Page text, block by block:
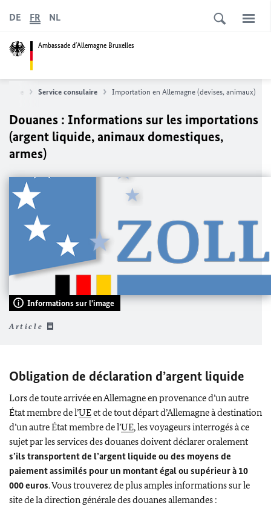
Ambassade d´Allemagne Bruxelles
DE FR NL
Service consulaire Importation en Allemagne (devises, animaux)
Douanes : Informations sur les importations
(argent liquide, animaux domestiques,
armes)
Informations sur l'image
Article
Obligation de déclaration d’argent liquide
Lors de toute arrivée en Allemagne en provenance d’un autre
État membre de l’UEet de tout départ d’Allemagne à destination
d’un autre État membre de l’UE, les voyageurs interrogés à ce
sujet par les services des douanes doivent déclarer oralement
s’ils transportent de l’argent liquide ou des moyens de
paiement assimilés pour un montant égal ou supérieur à 10
000 euros. Vous trouverez de plus amples informations sur le
site de la direction générale des douanes allemandes :